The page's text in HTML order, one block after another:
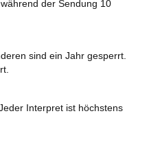
der Sendung 10
sind ein Jahr gesperrt.
Interpret ist höchstens